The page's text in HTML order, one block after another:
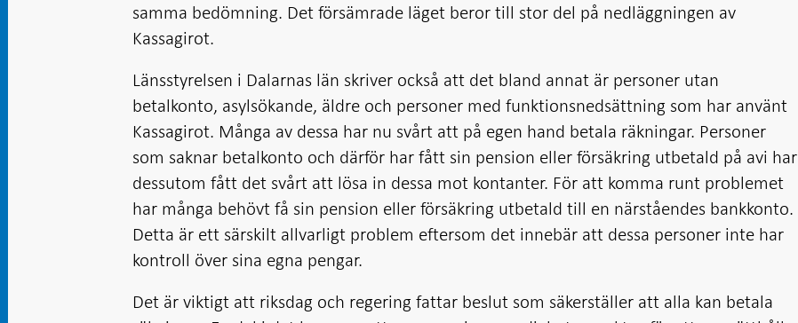
samma bedömning. Det försämrade läget beror till stor del på nedläggningen av
Kassagirot.
Länsstyrelsen i Dalarnas län skriver också att det bland annat är personer utan
betalkonto, asylsökande, äldre och personer med funktionsnedsättning som har använt
Kassagirot. Många av dessa har nu svårt att på egen hand betala räkningar. Personer
som saknar betalkonto och därför har fått sin pension eller försäkring utbetald på avi har
dessutom fått det svårt att lösa in dessa mot kontanter. För att komma runt problemet
har många behövt få sin pension eller försäkring utbetald till en närståendes bankkonto.
Detta är ett särskilt allvarligt problem eftersom det innebär att dessa personer inte har
kontroll över sina egna pengar.
Det är viktigt att riksdag och regering fattar beslut som säkerställer att alla kan betala